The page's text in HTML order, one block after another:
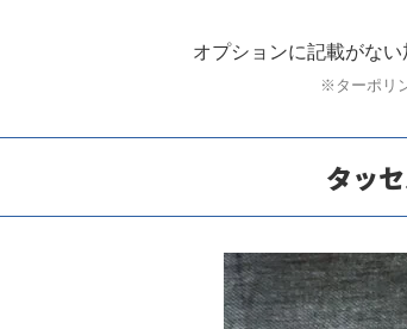
オプションに記載がない加工
※ターポリ
タッ